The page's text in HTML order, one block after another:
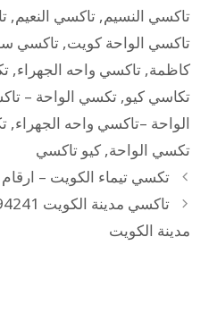
تاكسي النسيم, تاكسي النعيم,
تاكسي الواحة كويت, تاكسي
كاظمة, تاكسي واحه الجهراء,
تكاسي كيو, تكسي الواحة –
الواحة –تاكسي واحه الجهراء,
تكسي الواحة, كيو تاكسي
تكسي تيماء الكويت –
مدينة الكويت